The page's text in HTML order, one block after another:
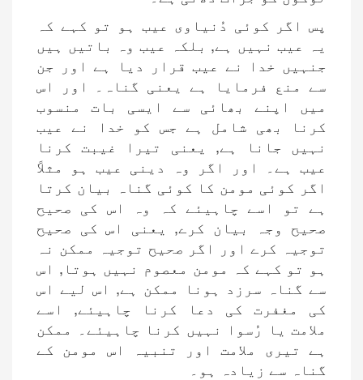
پس اگر کوئی دُنیاوی عیب ہو تو کہے کہ
یہ عیب نہیں ہے, بلکہ عیب وہ باتیں ہیں
جنہیں خدا نے عیب قرار دیا ہے اور جن
سے منع فرمایا ہے یعنی گناہ۔ اور اس
میں اپنے بھائی سے ایسی بات منسوب
کرنا بھی شامل ہے جس کو خدا نے عیب
نہیں جانا ہے, یعنی تیرا غیبت کرنا
عیب ہے۔ اور اگر وہ دینی عیب ہو مثلاً
اگر کوئی مومن کا کوئی گناہ بیان کرتا
ہے تو اسے چاہیئے کہ وہ اس کی صحیح
صحیح وجہ بیان کرے, یعنی اس کی صحیح
توجیہ کرے اور اگر صحیح توجیہ ممکن نہ
ہو تو کہے کہ مومن معصوم نہیں ہوتا, اس
سے گناہ سرزد ہونا ممکن ہے, اس لیے اس
کی مغفرت کی دعا کرنا چاہیئے, اسے
ملامت یا رُسوا نہیں کرنا چاہیئے۔ ممکن
ہے تیری ملامت اور تنبیہ اس مومن کے
گناہ سے زیادہ ہو۔